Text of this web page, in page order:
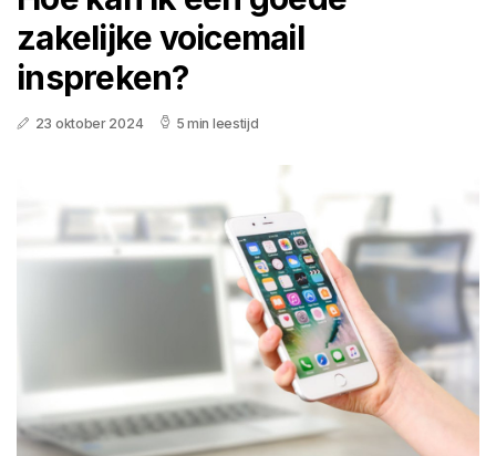
zakelijke voicemail
inspreken?
23 oktober 2024 5 min leestijd